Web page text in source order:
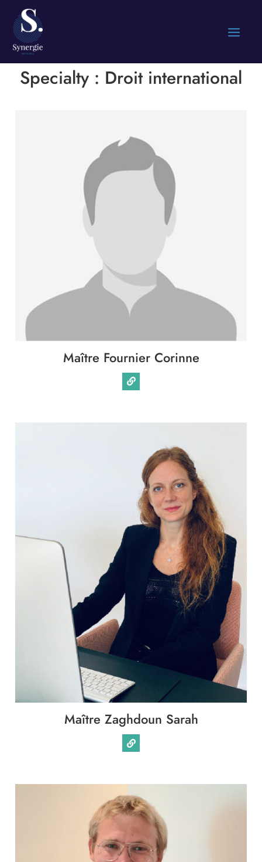
Immobilier
Famille
Patrimoine
Entreprise
Specialty : Droit international
Maître Fournier Corinne
Maître Zaghdoun Sarah